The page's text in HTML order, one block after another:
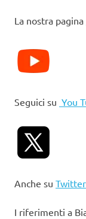
La nostra pagina
Seguici su You
Anche su Twitter
I riferimenti a